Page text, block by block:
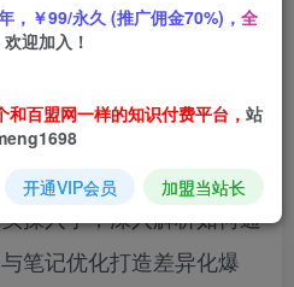
大核心策略，帮助学员快
营技巧。课程从店铺基础
操入手，深入解析如何通
笔记优化打造差异化爆
，￥99/永久 (推广佣金70%)， 全
迎加入！
百盟网一样的知识付费平台， 站
开通VIP会员 加盟当站长